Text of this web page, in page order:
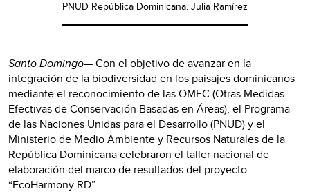
PNUD República Dominicana. Julia Ramírez
Santo Domingo— Con el objetivo de avanzar en la
integración de la biodiversidad en los paisajes dominicanos
mediante el reconocimiento de las OMEC (Otras Medidas
Efectivas de Conservación Basadas en Áreas), el Programa
de las Naciones Unidas para el Desarrollo (PNUD) y el
Ministerio de Medio Ambiente y Recursos Naturales de la
República Dominicana celebraron el taller nacional de
elaboración del marco de resultados del proyecto
“EcoHarmony RD”.